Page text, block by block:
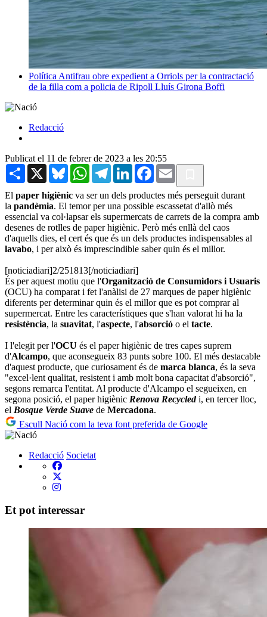
Política Antifrau obre expedient a Orriols per la contractació
de la filla com a policia de Ripoll Lluís Girona Boffi
Redacció
Publicat el 11 de febrer de 2023 a les 20:55
Share X BlueskyWhatsAppTelegramLinkedInFacebook
Email
El paper higiènic va ser un dels productes més perseguit durant
la pandèmia. El temor per una possible escassetat d'allò més
essencial va col·lapsar els supermercats de carrets de la compra amb
desenes de rotlles de paper higiènic. Però més enllà del caos
d'aquells dies, el cert és que és un dels productes indispensables al
lavabo, i per això és imprescindible saber quin és el millor.
[noticiadiari]2/251813[/noticiadiari]
És per aquest motiu que l'Organització de Consumidors i Usuaris
(OCU) ha comparat i fet l'anàlisi de 27 marques de paper higiènic
diferents per determinar quin és el millor que es pot comprar al
supermercat. Entre les característiques que s'han valorat hi ha la
resistència, la suavitat, l'aspecte, l'absorció o el tacte.
I l'elegit per l'OCU és el paper higiènic de tres capes suprem
d'Alcampo, que aconsegueix 83 punts sobre 100. El més destacable
d'aquest producte, que curiosament és de marca blanca, és la seva
"excel·lent qualitat, resistent i amb molt bona capacitat d'absorció",
segons remarca l'entitat. Al producte d'Alcampo el segueixen, en
segona posició, el paper higiènic Renova Recycledi, en tercer lloc,
el Bosque Verde Suave de Mercadona.
Escull Nació com la teva font preferida de Google
Redacció Societat
Et pot interessar